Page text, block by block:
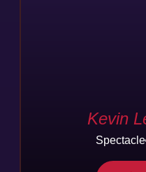
Kevin
Spectacle